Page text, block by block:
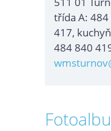
třída A:
417,
484 840